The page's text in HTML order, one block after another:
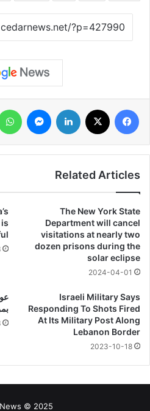
فيسبوك لينكدإن ماسنجر
Related Articles
The New York State
Department will cancel
visitations at nearly two
dozen prisons during the
solar eclipse
2024-04-01
Israeli Military Says
Responding To Shots Fired
At Its Military Post Along
Lebanon Border
2023-10-18
© 2025